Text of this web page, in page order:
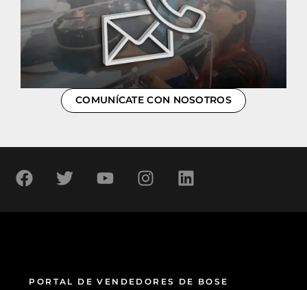
COMUNÍCATE CON NOSOTROS
PORTAL DE VENDEDORES DE BOSE